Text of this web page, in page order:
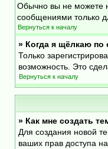
Обычно вы не можете
сообщениями только
Вернуться к началу
» Когда я щёлкаю по
Только
возможность. Это
Вернуться к началу
» Как мне создать
Для создания новой
ваших прав доступа